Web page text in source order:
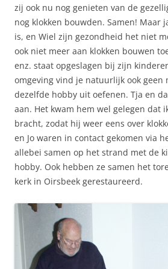
zij ook nu nog genieten van de
nog klokken bouwden. Samen! Maar
is, en Wiel zijn gezondheid het niet
ook niet meer aan klokken bouwen
enz. staat opgeslagen bij zijn
omgeving vind je natuurlijk ook geen
dezelfde hobby uit oefenen. Tja en
aan. Het kwam hem wel gelegen dat
bracht, zodat hij weer eens over
en Jo waren in contact gekomen via
allebei samen op het strand met de
hobby. Ook hebben ze samen het
kerk in Oirsbeek gerestaureerd.